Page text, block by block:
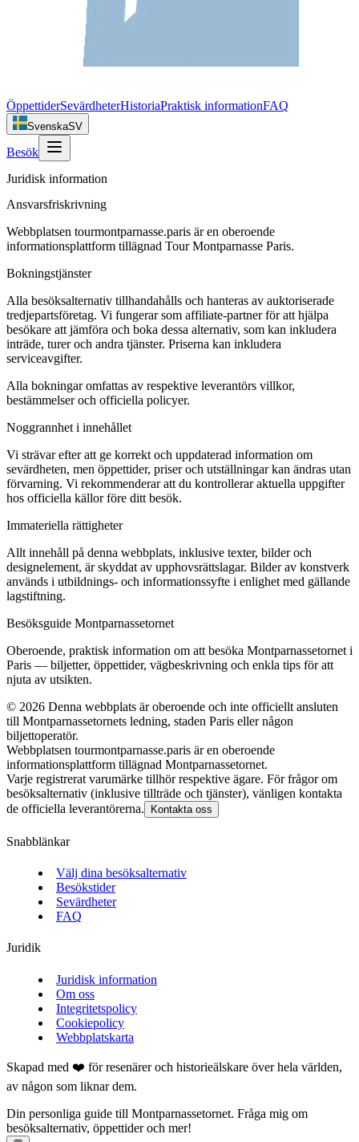
ÖppettiderSevärdheterHistoriaPraktisk informationFAQ
SvenskaSV
Besök
Juridisk information
Ansvarsfriskrivning
Webbplatsen tourmontparnasse.paris är en oberoende
informationsplattform tillägnad Tour Montparnasse Paris.
Bokningstjänster
Alla besöksalternativ tillhandahålls och hanteras av auktoriserade
tredjepartsföretag. Vi fungerar som affiliate-partner för att hjälpa
besökare att jämföra och boka dessa alternativ, som kan inkludera
inträde, turer och andra tjänster. Priserna kan inkludera
serviceavgifter.
Alla bokningar omfattas av respektive leverantörs villkor,
bestämmelser och officiella policyer.
Noggrannhet i innehållet
Vi strävar efter att ge korrekt och uppdaterad information om
sevärdheten, men öppettider, priser och utställningar kan ändras utan
förvarning. Vi rekommenderar att du kontrollerar aktuella uppgifter
hos officiella källor före ditt besök.
Immateriella rättigheter
Allt innehåll på denna webbplats, inklusive texter, bilder och
designelement, är skyddat av upphovsrättslagar. Bilder av konstverk
används i utbildnings- och informationssyfte i enlighet med gällande
lagstiftning.
Besöksguide Montparnassetornet
Oberoende, praktisk information om att besöka Montparnassetornet i
Paris — biljetter, öppettider, vägbeskrivning och enkla tips för att
njuta av utsikten.
© 2026 Denna webbplats är oberoende och inte officiellt ansluten
till Montparnassetornets ledning, staden Paris eller någon
biljettoperatör.
Webbplatsen tourmontparnasse.paris är en oberoende
informationsplattform tillägnad Montparnassetornet.
Varje registrerat varumärke tillhör respektive ägare. För frågor om
besöksalternativ (inklusive tillträde och tjänster), vänligen kontakta
de officiella leverantörerna.
Kontakta oss
Snabblänkar
Välj dina besöksalternativ
Besökstider
Sevärdheter
FAQ
Juridik
Juridisk information
Om oss
Integritetspolicy
Cookiepolicy
Webbplatskarta
Skapad med ❤️ för resenärer och historieälskare över hela världen,
av någon som liknar dem.
Din personliga guide till Montparnassetornet. Fråga mig om
besöksalternativ, öppettider och mer!